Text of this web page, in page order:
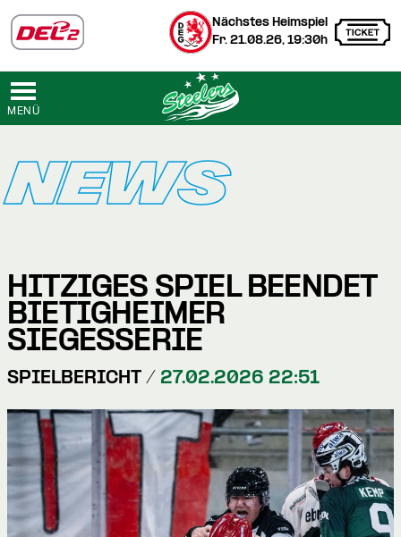
Nächstes Heimspiel
Fr. 21.08.26, 19:30h
MENÜ
NEWS
HITZIGES SPIEL BEENDET
BIETIGHEIMER
SIEGESSERIE
SPIELBERICHT / 27.02.2026 22:51